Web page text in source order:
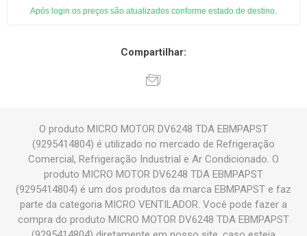
Após login os preços são atualizados conforme estado de destino.
Compartilhar:
O produto MICRO MOTOR DV6248 TDA EBMPAPST
(9295414804) é utilizado no mercado de Refrigeração
Comercial, Refrigeração Industrial e Ar Condicionado. O
produto MICRO MOTOR DV6248 TDA EBMPAPST
(9295414804) é um dos produtos da marca EBMPAPST e faz
parte da categoria MICRO VENTILADOR. Você pode fazer a
compra do produto MICRO MOTOR DV6248 TDA EBMPAPST